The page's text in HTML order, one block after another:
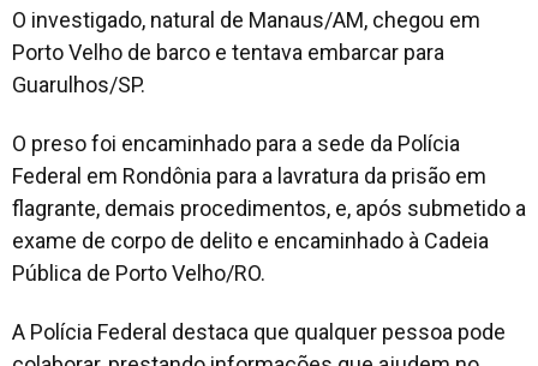
O investigado, natural de Manaus/AM, chegou em
Porto Velho de barco e tentava embarcar para
Guarulhos/SP.
O preso foi encaminhado para a sede da Polícia
Federal em Rondônia para a lavratura da prisão em
flagrante, demais procedimentos, e, após submetido a
exame de corpo de delito e encaminhado à Cadeia
Pública de Porto Velho/RO.
A Polícia Federal destaca que qualquer pessoa pode